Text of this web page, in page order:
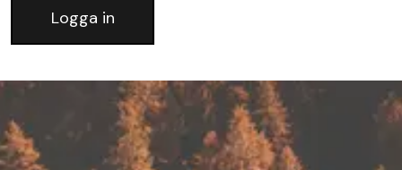
Logga in